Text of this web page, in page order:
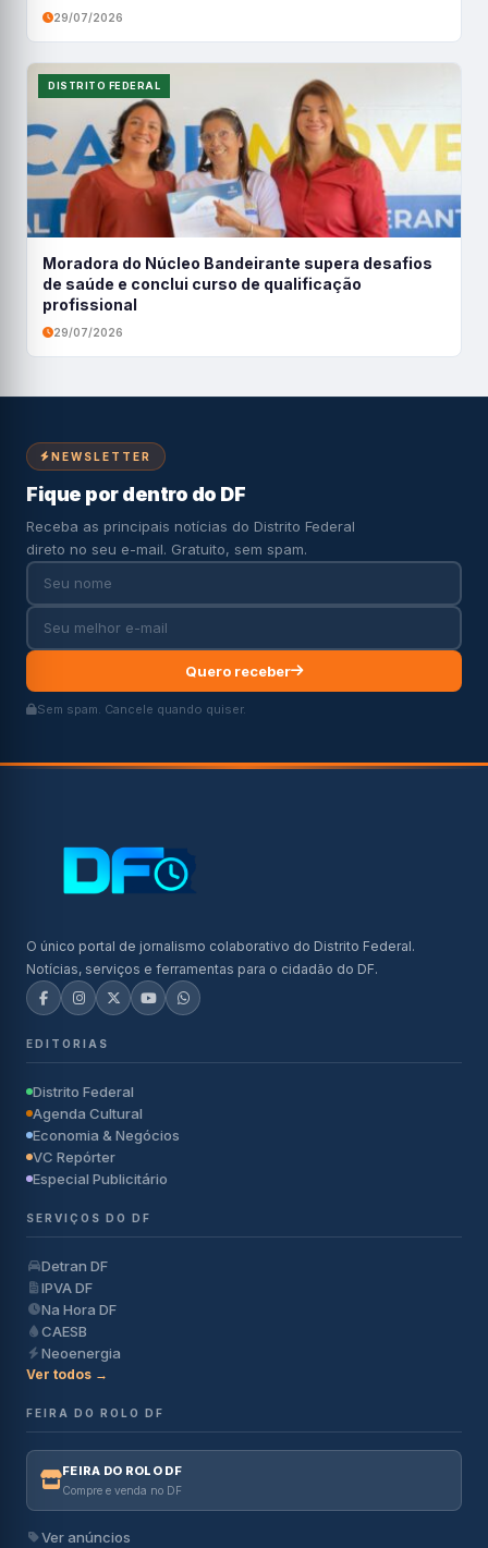
29/07/2026
DISTRITO FEDERAL
Moradora do Núcleo Bandeirante supera desafios
de saúde e conclui curso de qualificação
profissional
29/07/2026
NEWSLETTER
Fique por dentro do DF
Receba as principais notícias do Distrito Federal
direto no seu e-mail. Gratuito, sem spam.
Quero receber
Sem spam. Cancele quando quiser.
O único portal de jornalismo colaborativo do Distrito Federal.
Notícias, serviços e ferramentas para o cidadão do DF.
EDITORIAS
Distrito Federal
Agenda Cultural
Economia & Negócios
VC Repórter
Especial Publicitário
SERVIÇOS DO DF
Detran DF
IPVA DF
Na Hora DF
CAESB
Neoenergia
Ver todos →
FEIRA DO ROLO DF
FEIRA DO ROLO DF
Compre e venda no DF
Ver anúncios